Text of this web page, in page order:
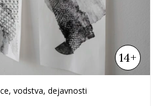
14+
vodstva, dejavnosti